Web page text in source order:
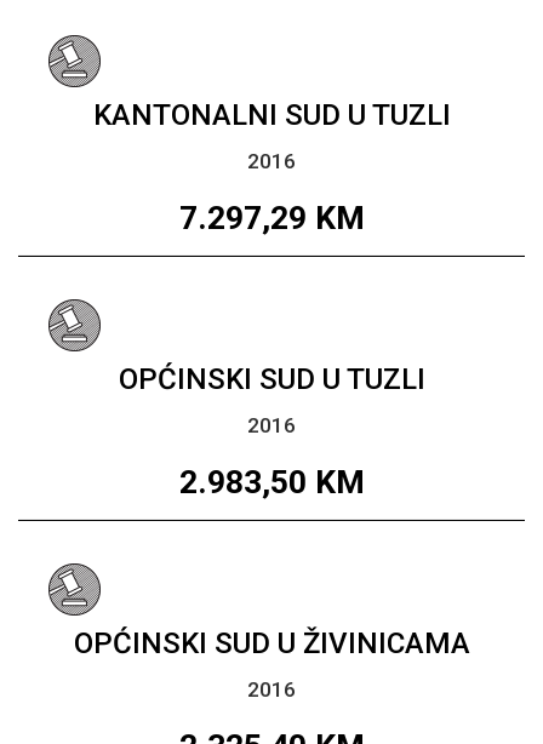
KANTONALNI SUD U TUZLI
2016
7.297,29 KM
OPĆINSKI SUD U TUZLI
2016
2.983,50 KM
OPĆINSKI SUD U ŽIVINICAMA
2016